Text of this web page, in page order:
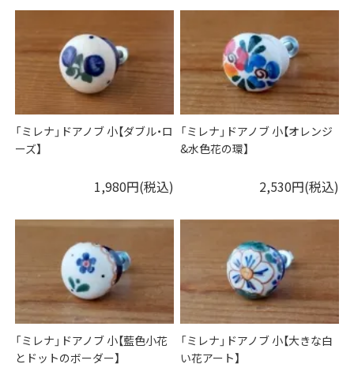
「ミレナ」ドアノブ 小【ダブル・ロ
ーズ】
1,980円(税込)
「ミレナ」ドアノブ 小【オレンジ
&水色花の環】
2,530円(税込)
「ミレナ」ドアノブ 小【藍色小花
とドットのボーダー】
「ミレナ」ドアノブ 小【大きな白
い花アート】